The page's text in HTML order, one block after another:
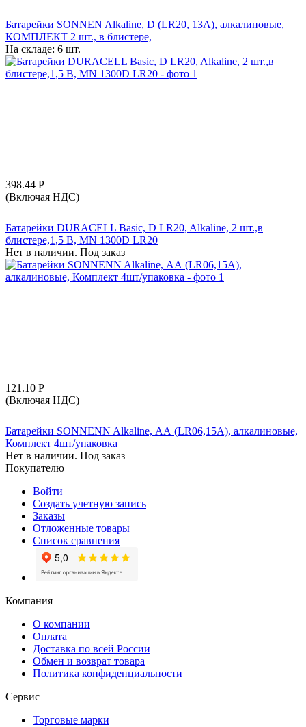
Батарейки SONNEN Alkaline, D (LR20, 13А), алкалиновые,
КОМПЛЕКТ 2 шт., в блистере,
На складе: 6 шт.
398.44 Р
(Включая НДС)
Батарейки DURACELL Basic, D LR20, Alkaline, 2 шт.,в
блистере,1,5 В, MN 1300D LR20
Нет в наличии. Под заказ
121.10 Р
(Включая НДС)
Батарейки SONNENN Alkaline, АА (LR06,15А), алкалиновые,
Комплект 4шт/упаковка
Нет в наличии. Под заказ
Покупателю
Войти
Создать учетную запись
Заказы
Отложенные товары
Список сравнения
Компания
О компании
Оплата
Доставка по всей России
Обмен и возврат товара
Политика конфиденциальности
Сервис
Торговые марки